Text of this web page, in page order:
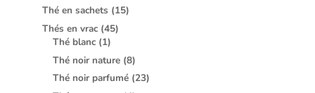
Thé en sachets (15)
Thés en vrac (45)
Thé blanc (1)
Thé noir nature (8)
Thé noir parfumé (23)